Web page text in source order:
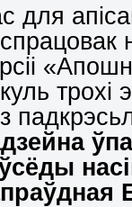
для